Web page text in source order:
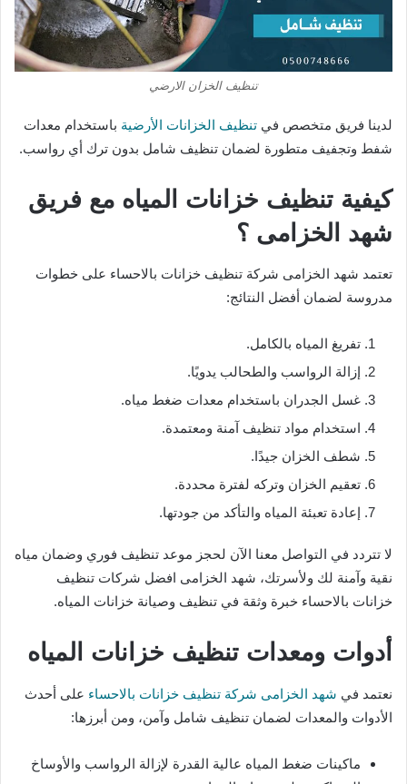
تنظيف الخزان الارضي
لدينا فريق متخصص في تنظيف الخزانات الأرضية باستخدام معدات
شفط وتجفيف متطورة لضمان تنظيف شامل بدون ترك أي رواسب.
كيفية تنظيف خزانات المياه مع فريق
شهد الخزامى ؟
تعتمد شهد الخزامى شركة تنظيف خزانات بالاحساء على خطوات
مدروسة لضمان أفضل النتائج:
تفريغ المياه بالكامل.
إزالة الرواسب والطحالب يدويًا.
غسل الجدران باستخدام معدات ضغط مياه.
استخدام مواد تنظيف آمنة ومعتمدة.
شطف الخزان جيدًا.
تعقيم الخزان وتركه لفترة محددة.
إعادة تعبئة المياه والتأكد من جودتها.
لا تتردد في التواصل معنا الآن لحجز موعد تنظيف فوري وضمان مياه
نقية وآمنة لك ولأسرتك، شهد الخزامى افضل شركات تنظيف
خزانات بالاحساء خبرة وثقة في تنظيف وصيانة خزانات المياه.
أدوات ومعدات تنظيف خزانات المياه
نعتمد في شهد الخزامى شركة تنظيف خزانات بالاحساء على أحدث
الأدوات والمعدات لضمان تنظيف شامل وآمن، ومن أبرزها:
ماكينات ضغط المياه عالية القدرة لإزالة الرواسب والأوساخ